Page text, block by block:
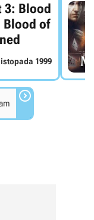
3: Blood
Blood of
1999
